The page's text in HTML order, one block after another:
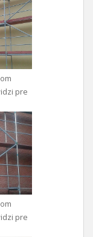
pre
pre